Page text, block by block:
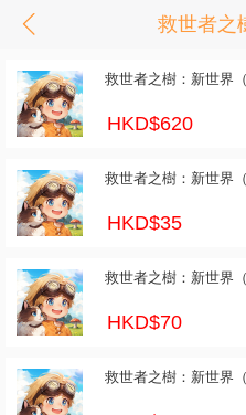
救世者之
救世者之樹：新世界
HKD$620
救世者之樹：新世界
HKD$35
救世者之樹：新世界
HKD$70
救世者之樹：新世界